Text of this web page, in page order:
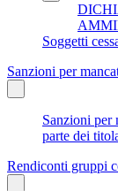
Soggetti
Sanzioni per
Sanzioni per
parte dei
Rendiconti gruppi